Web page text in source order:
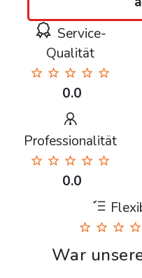
Service-
Qualität
0.0
Professionalität
0.0
War